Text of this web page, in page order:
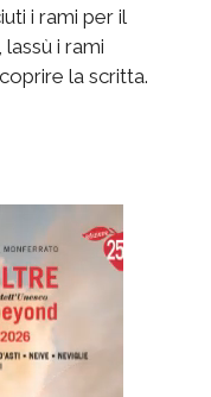
i rami per il
i rami
la scritta.